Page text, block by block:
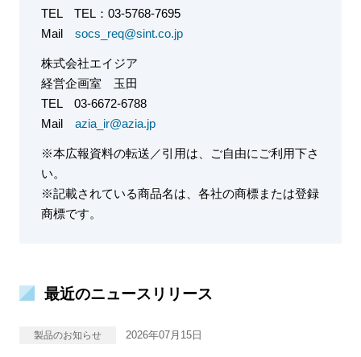
TEL TEL：03-5768-7695
Mail socs_req@sint.co.jp
株式会社エイジア
経営企画室 玉田
TEL 03-6672-6788
Mail azia_ir@azia.jp
※本広報資料の転送／引用は、ご自由にご利用下さ
い。
※記載されている商品名は、各社の商標または登録
商標です。
最近のニュースリリース
製品のお知らせ 2026年07月15日